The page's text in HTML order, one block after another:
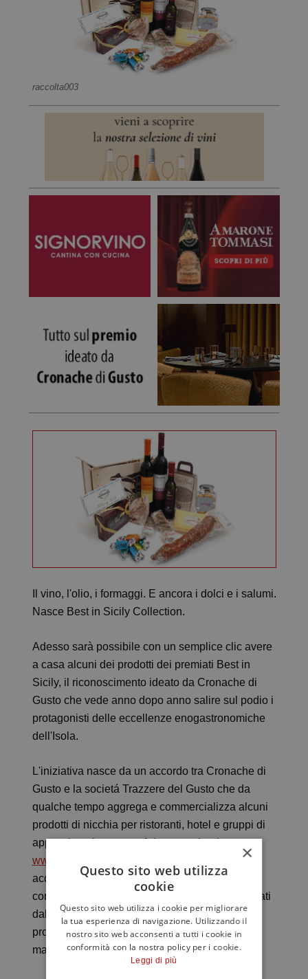
raccolta003
Il vino, l'olio, i formaggi. E ancora i dolci e i salumi.
Nasce Best in Sicily Collection.
Adesso sarà possibile con un semplice clic avere
a casa alcuni dei prodotti dei premiati Best in
Sicily, il riconoscimento ideato da Cronache di
Gusto che vede anno dopo anno salire sul podio i
protagonisti delle eccellenze enogastronomiche
dell'Isola.
L'iniziativa nasce da un accordo tra Cronache di
Gusto e la societá Trazzere del Gusto che da
qualche tempo aggrega e commercializza alcuni
prodotti di nicchia per ristoranti, hotel e gruppi di
appassionati gourmet. Adesso andando su
www.bestinsicilycollection.it
acquistare direttamente on line alcune delle
confezioni che racchiudono i prodotti dei premiati
dal 2008 ad oggi nelle categorie miglior
produttore di vino, di olio, di formaggio, migliore
macellaio, migliore pasticceria.
×
Questo sito web utilizza
cookie
Questo sito web utilizza i cookie per migliorare
la tua esperienza di navigazione. Utilizzando il
nostro sito web acconsenti a tutti i cookie in
conformità con la nostra policy per i cookie.
Leggi di più